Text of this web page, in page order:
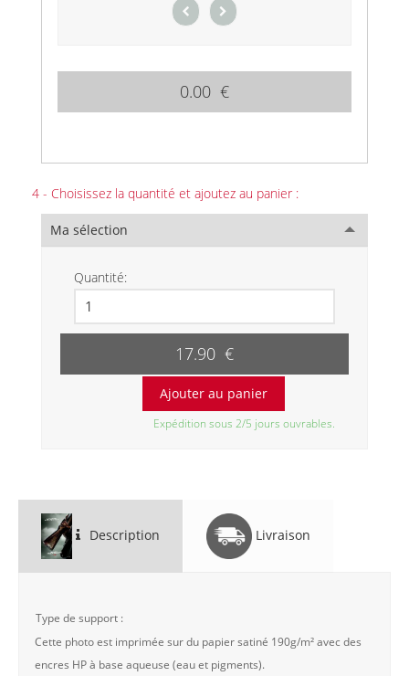
0.00 €
4 - Choisissez la quantité et ajoutez au panier :
Ma sélection
Quantité:
17.90 €
Expédition sous 2/5 jours ouvrables.
Description Livraison
Type de support :
Cette photo est imprimée sur du papier satiné 190g/m² avec des
encres HP à base aqueuse (eau et pigments).